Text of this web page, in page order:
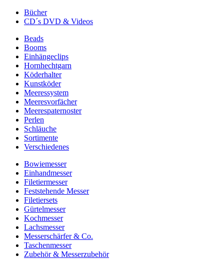
Bücher
CD´s DVD & Videos
Beads
Booms
Einhängeclips
Hornhechtgarn
Köderhalter
Kunstköder
Meeressystem
Meeresvorfächer
Meerespaternoster
Perlen
Schläuche
Sortimente
Verschiedenes
Bowiemesser
Einhandmesser
Filetiermesser
Feststehende Messer
Filetiersets
Gürtelmesser
Kochmesser
Lachsmesser
Messerschärfer & Co.
Taschenmesser
Zubehör & Messerzubehör